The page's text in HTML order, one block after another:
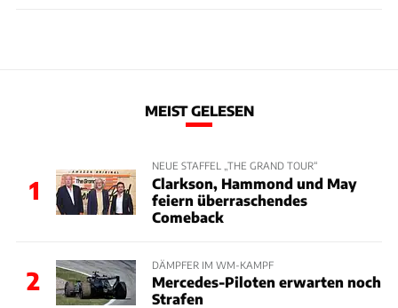
MEIST GELESEN
1
NEUE STAFFEL „THE GRAND TOUR“
Clarkson, Hammond und May
feiern überraschendes
Comeback
2
DÄMPFER IM WM-KAMPF
Mercedes-Piloten erwarten noch
Strafen